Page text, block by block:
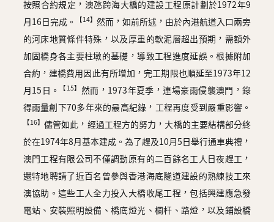
按照合約規定，澳氹跨海大橋的建設工程原計劃於1972年9
月16日完成。
【14】 然而，如前所述，由於內港航道入口兩旁
的河床地質條件特殊，以及厚重的軟泥層超出預期，需額外
加固橋身各主要柱墩的基礎，導致工程進度延誤。根據附加
合約，建橋費用因此有所增加，完工期限也順延至1973年12
月15日。
【15】 然而，1973年夏季，連場豪雨侵襲澳門，錄
得雨量創下70多年來的最高紀錄，工程再度受到嚴重影響。
【16】 儘管如此，經過工程方的努力，大橋的主要結構部分終
於在1974年8月基本建成。為了趕及10月5日舉行通車典禮，
澳門工程有限公司不僅調動原有的二百餘名工人日夜趕工，
還特地聘請了近百名曾參與香港海底隧道建設的熟練技工來
澳協助。這些工人全力投入大橋收尾工程，包括興建應急發
電站、安裝照明設備、橋底燈光、欄杆、路燈，以及鋪設橋